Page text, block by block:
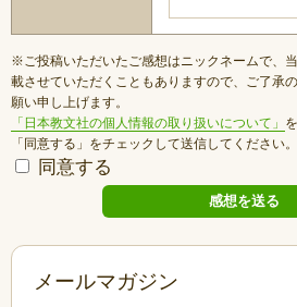
※ご投稿いただいたご感想はニックネームで、
載させていただくこともありますので、ご了承
願い申し上げます。
「日本教文社の個人情報の取り扱いについて」
「同意する」をチェックして送信してください。
同意する
メールマガジン